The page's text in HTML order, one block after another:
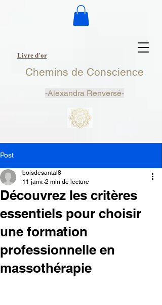
Chemins de Conscience
-Alexandra Renversé-
Livre d'or
Post
Découvrez les critères
essentiels pour choisir
une formation
professionnelle en
massothérapie
boisdesantal8
11 janv. 2 min de lecture